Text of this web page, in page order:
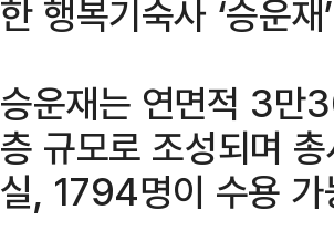
한 행복기숙사 ‘승운
승운재는 연면적 3
층 규모로 조성되며
실, 1794명이 수용